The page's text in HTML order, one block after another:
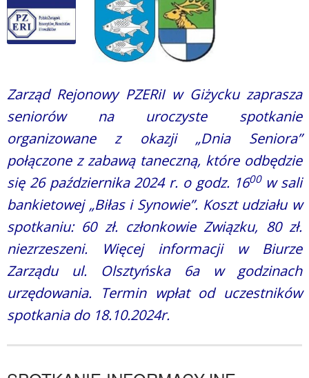
Zarząd Rejonowy PZERiI w Giżycku zaprasza
seniorów na uroczyste spotkanie
organizowane z okazji „Dnia Seniora”
połączone z zabawą taneczną, które odbędzie
się 26 października 2024 r. o godz. 1600 w sali
bankietowej „Biłas i Synowie”. Koszt udziału w
spotkaniu: 60 zł. członkowie Związku, 80 zł.
niezrzeszeni. Więcej informacji w Biurze
Zarządu ul. Olsztyńska 6a w godzinach
urzędowania. Termin wpłat od uczestników
spotkania do 18.10.2024r.